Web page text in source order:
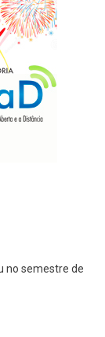
no semestre de